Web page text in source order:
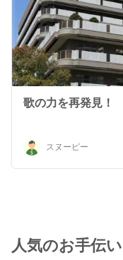
歌の力を再発見！
スヌーピー
人気のお手伝い